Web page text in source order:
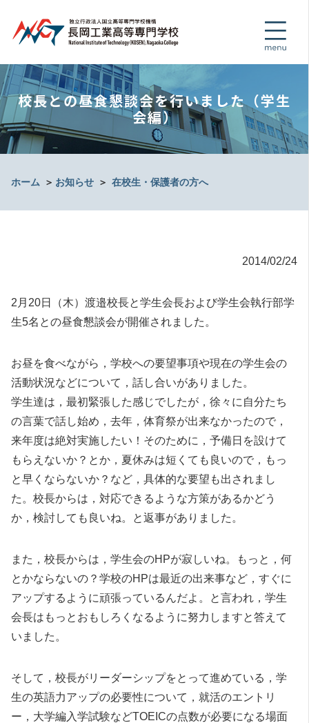
校長との昼食懇談会を行いました（学生
会編）
ホーム ＞ お知らせ ＞ 在校生・保護者の方へ
2014/02/24
2月20日（木）渡邉校長と学生会長および学生会執行部学
生5名との昼食懇談会が開催されました。
お昼を食べながら，学校への要望事項や現在の学生会の
活動状況などについて，話し合いがありました。
学生達は，最初緊張した感じでしたが，徐々に自分たち
の言葉で話し始め，去年，体育祭が出来なかったので，
来年度は絶対実施したい！そのために，予備日を設けて
もらえないか？とか，夏休みは短くても良いので，もっ
と早くならないか？など，具体的な要望も出されまし
た。校長からは，対応できるような方策があるかどう
か，検討しても良いね。と返事がありました。
また，校長からは，学生会のHPが寂しいね。もっと，何
とかならないの？学校のHPは最近の出来事など，すぐに
アップするように頑張っているんだよ。と言われ，学生
会長はもっとおもしろくなるように努力しますと答えて
いました。
そして，校長がリーダーシップをとって進めている，学
生の英語力アップの必要性について，就活のエントリ
ー，大学編入学試験などTOEICの点数が必要になる場面